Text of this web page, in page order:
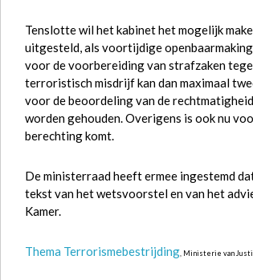
Tenslotte wil het kabinet het mogelijk
uitgesteld, als voortijdige
voor de voorbereiding van strafzaken
terroristisch misdrijf kan dan maximaal
voor de beoordeling van de
worden gehouden. Overigens is ook nu
berechting komt.
De ministerraad heeft ermee ingestemd
tekst van het wetsvoorstel en van het
Kamer.
Thema Terrorismebestrijding , Ministerie van